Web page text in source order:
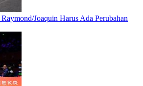
Joaquin Harus Ada Perubahan